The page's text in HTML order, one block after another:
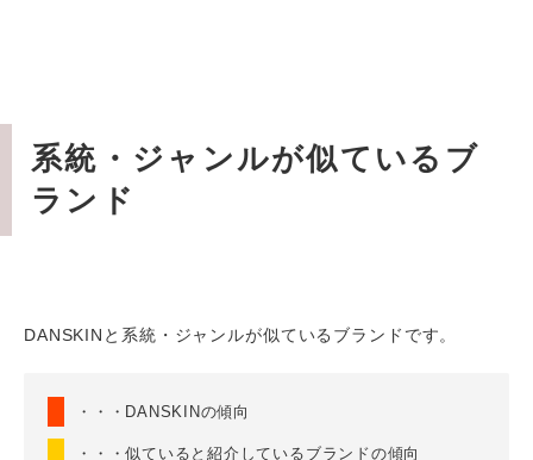
系統・ジャンルが似ているブ
ランド
DANSKINと系統・ジャンルが似ているブランドです。
・・・DANSKINの傾向
・・・似ていると紹介しているブランドの傾向